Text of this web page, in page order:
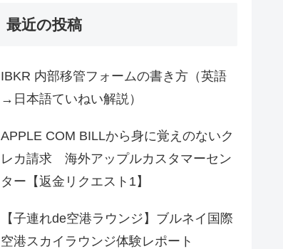
最近の投稿
IBKR 内部移管フォームの書き方（英語
→日本語ていねい解説）
APPLE COM BILLから身に覚えのないク
レカ請求 海外アップルカスタマーセン
ター【返金リクエスト1】
【子連れde空港ラウンジ】ブルネイ国際
空港スカイラウンジ体験レポート